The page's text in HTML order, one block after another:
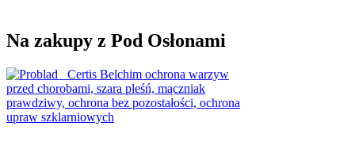
Na zakupy z Pod Osłonami